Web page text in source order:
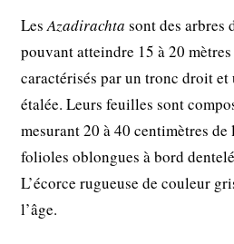
LesAzadirachta sont des arbres
pouvant atteindre 15 à 20
caractérisés par un tronc droit et
étalée. Leurs feuilles sont
mesurant 20 à 40 centimètres de
folioles oblongues à bord
L’écorce rugueuse de couleur
l’âge.